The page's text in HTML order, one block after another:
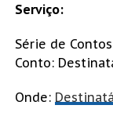
Serviço:
Série de
Conto:
Onde: